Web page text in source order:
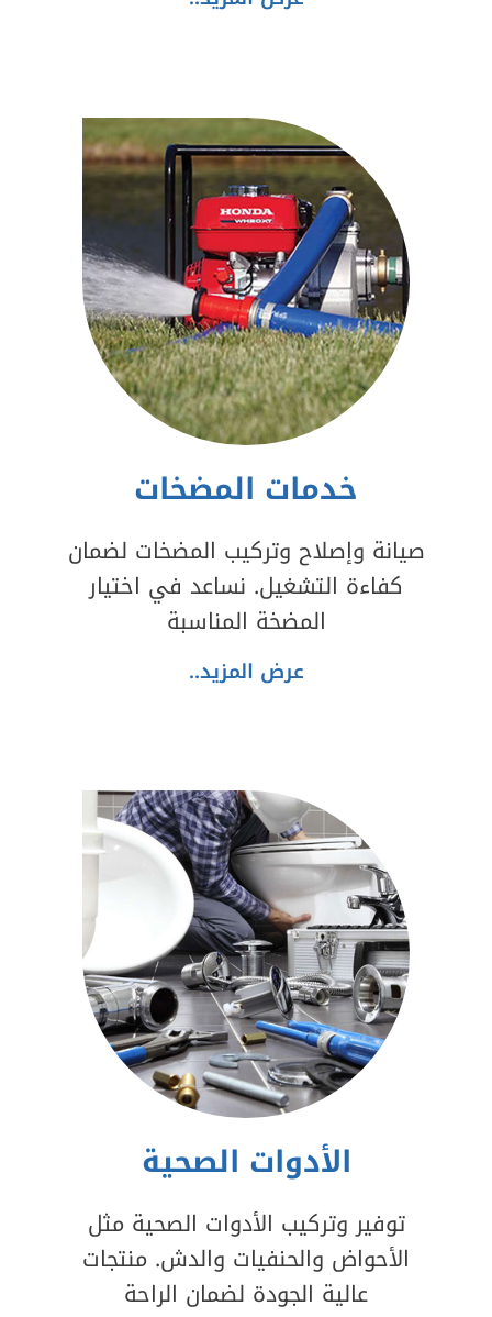
خدمات المضخات
صيانة وإصلاح وتركيب المضخات لضمان
كفاءة التشغيل. نساعد في اختيار
المضخة المناسبة
عرض المزيد..
الأدوات الصحية
توفير وتركيب الأدوات الصحية مثل
الأحواض والحنفيات والدش. منتجات
عالية الجودة لضمان الراحة